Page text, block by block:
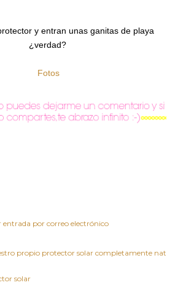
y entran unas ganitas de playa
¿verdad?
Fotos
entrada por correo electrónico
propio protector solar completamente nat
solar